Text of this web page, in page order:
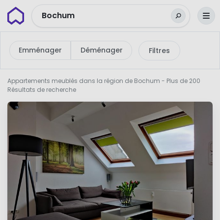
WunderflatsBochum
Emménager Déménager Filtres
Appartements meublés dans la région de Bochum - Plus de 200
Résultats de recherche